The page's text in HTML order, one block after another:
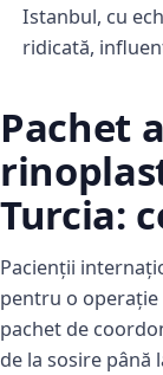
Istanbul, cu
ridicată,
Pachet
Turcia:
Pacienții
pentru o operație
pachet de
de la sosire până